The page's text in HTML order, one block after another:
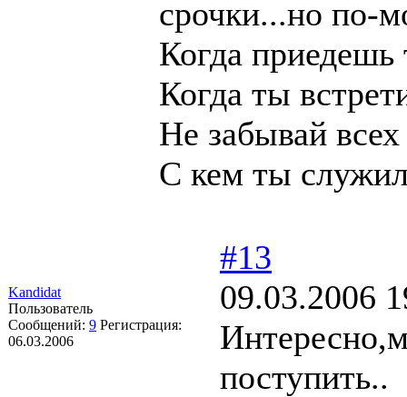
срочки...но по-
Когда
Когда ты
Не забывай всех
С кем ты
Kandidat
Пользователь
Сообщений: 9 Регистрация:
06.03.2006
#13
09.03.2006
поступить..